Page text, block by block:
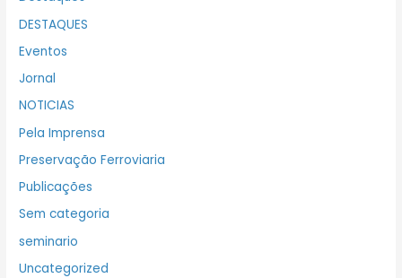
DESTAQUES
Eventos
Jornal
NOTICIAS
Pela Imprensa
Preservação Ferroviaria
Publicações
Sem categoria
seminario
Uncategorized